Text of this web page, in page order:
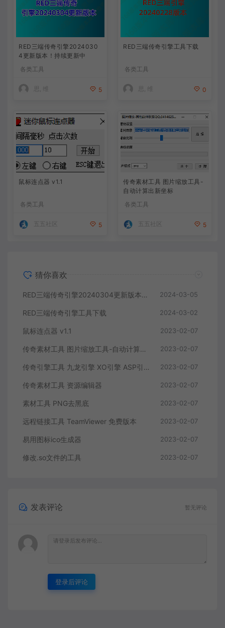
RED三端传奇引擎2024030
4更新版本！持续更新中
各类工具
思, 维 5
RED三端传奇引擎工具下载
各类工具
思, 维 0
鼠标连点器 v1.1
各类工具
五五社区 5
传奇素材工具 图片缩放工具-
自动计算出新坐标
各类工具
五五社区 5
猜你喜欢
RED三端传奇引擎20240304更新版本！持续更新中 2024-03-05
RED三端传奇引擎工具下载 2024-03-02
鼠标连点器 v1.1 2023-02-07
传奇素材工具 图片缩放工具-自动计算出新坐标 2023-02-07
传奇引擎工具 九龙引擎 XO引擎 ASP引擎 mysql数据库 合区手机热更配置工具 2023-02-07
传奇素材工具 资源编辑器 2023-02-07
素材工具 PNG去黑底 2023-02-07
远程链接工具 TeamViewer 免费版本 2023-02-07
易用图标ico生成器 2023-02-07
修改.so文件的工具 2023-02-07
发表评论 暂无评论
登录后评论